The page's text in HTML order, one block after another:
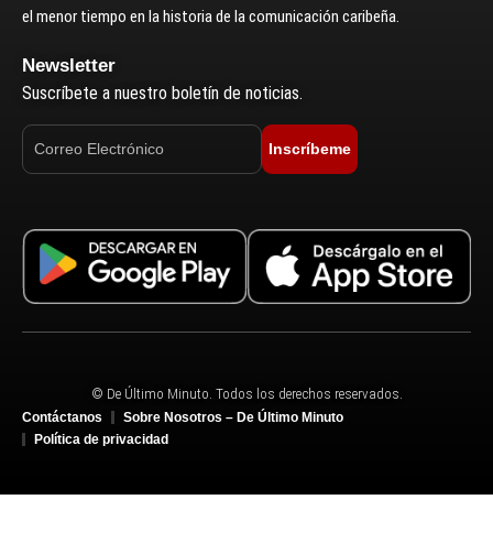
el menor tiempo en la historia de la comunicación caribeña.
Newsletter
Suscríbete a nuestro boletín de noticias.
Inscríbeme
© De Último Minuto. Todos los derechos reservados.
Contáctanos
Sobre Nosotros – De Último Minuto
Política de privacidad